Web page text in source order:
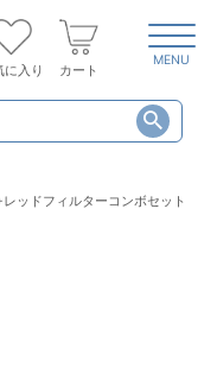
に入り カート
MENU
ッドフィルターコンボセット